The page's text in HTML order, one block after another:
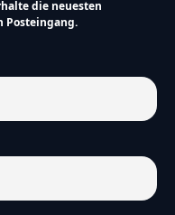
die neuesten
Posteingang.